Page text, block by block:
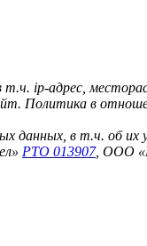
ip-адрес,
Политика в
данных, в т.ч. об их
РТО 013907, ООО